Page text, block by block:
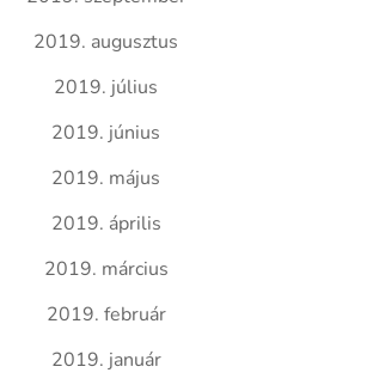
2019. augusztus
2019. július
2019. június
2019. május
2019. április
2019. március
2019. február
2019. január